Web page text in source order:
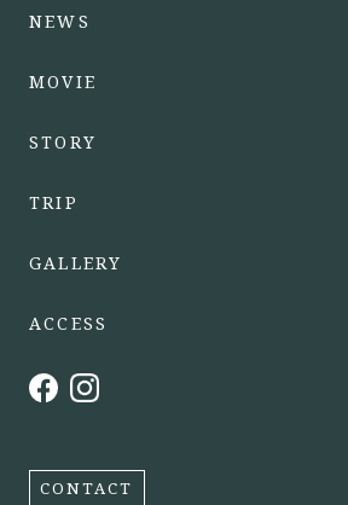
NEWS
MOVIE
STORY
TRIP
GALLERY
ACCESS
CONTACT